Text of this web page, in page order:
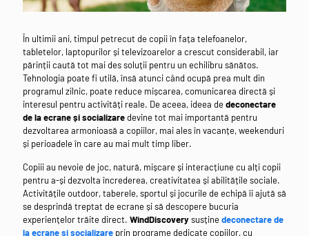
În ultimii ani, timpul petrecut de copii în fața telefoanelor,
tabletelor, laptopurilor și televizoarelor a crescut considerabil, iar
părinții caută tot mai des soluții pentru un echilibru sănătos.
Tehnologia poate fi utilă, însă atunci când ocupă prea mult din
programul zilnic, poate reduce mișcarea, comunicarea directă și
interesul pentru activități reale. De aceea, ideea dedeconectare
de la ecrane și socializaredevine tot mai importantă pentru
dezvoltarea armonioasă a copiilor, mai ales în vacanțe, weekenduri
și perioadele în care au mai mult timp liber.
Copiii au nevoie de joc, natură, mișcare și interacțiune cu alți copii
pentru a-și dezvolta încrederea, creativitatea și abilitățile sociale.
Activitățile outdoor, taberele, sportul și jocurile de echipă îi ajută să
se desprindă treptat de ecrane și să descopere bucuria
experiențelor trăite direct. WindDiscoverysusținedeconectare de
la ecrane și socializare prin programe dedicate copiilor, cu